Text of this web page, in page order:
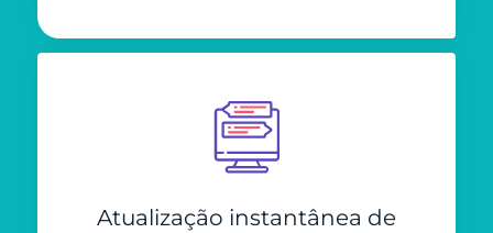
Atualização instantânea de